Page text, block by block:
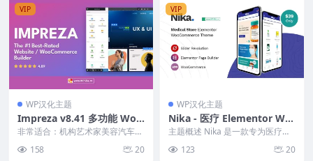
VIP
WP汉化主题
Impreza v8.41 多功能 Wor
dPress 网站和 WooComme
rce Builder
非常适合：机构艺术家美容汽车教
堂诊所会议咨询在线课程数字房地
产时尚酒店内饰它登陆...
158 20
VIP
WP汉化主题
Nika - 医疗 Elementor Wo
oCommerce 主题
主题概述 Nika 是一款专为医疗行
业设计的 Elementor WooCom
m... 123 20